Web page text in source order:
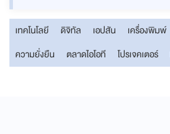
เทคโนโลยี ดิจิทัล เอปสัน เครื่องพิมพ์
ความยั่งยืน
ตลาดไอโอที โปรเจคเตอร์